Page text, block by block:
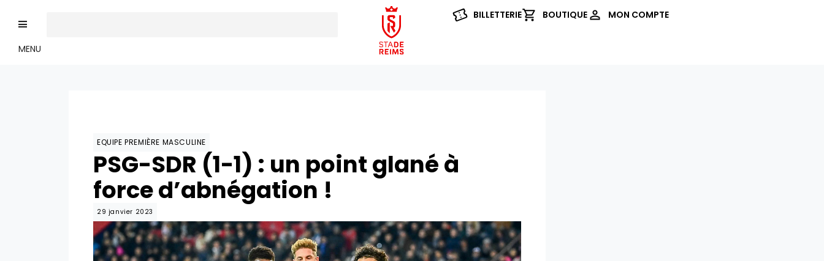
MENU
BILLETTERIE BOUTIQUE MON COMPTE
EQUIPE PREMIÈRE MASCULINE
PSG-SDR (1-1) : un point glané à
force d’abnégation !
29 janvier 2023